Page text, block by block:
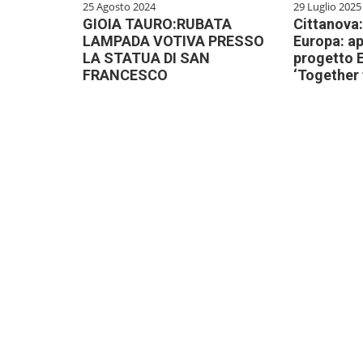
25 Agosto 2024
GIOIA TAURO:RUBATA
LAMPADA VOTIVA PRESSO
LA STATUA DI SAN
FRANCESCO
29 Luglio 2025
Europa:
progetto